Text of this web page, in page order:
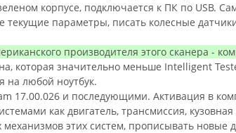
корпусе, подключается к ПК по USB.
параметры, писать колесные
производителя этого сканера -
которая значительно меньше Intelligent
на любой ноутбук.
17.00.026 и последующими. Активация в
как двигатель, трансмиссия, кузовная
этих систем, прописывать новые